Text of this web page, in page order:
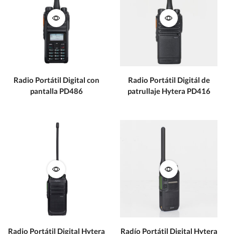
Radio Portátil Digital con
pantalla PD486
Radio Portátil Digitál de
patrullaje Hytera PD416
Radio Portátil Digital Hytera
Radío Portátil Digital Hytera